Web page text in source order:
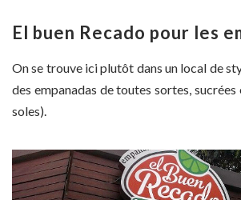
El buen Recado pour les
On se trouve ici plutôt dans un local de
des empanadas de toutes sortes,
soles).